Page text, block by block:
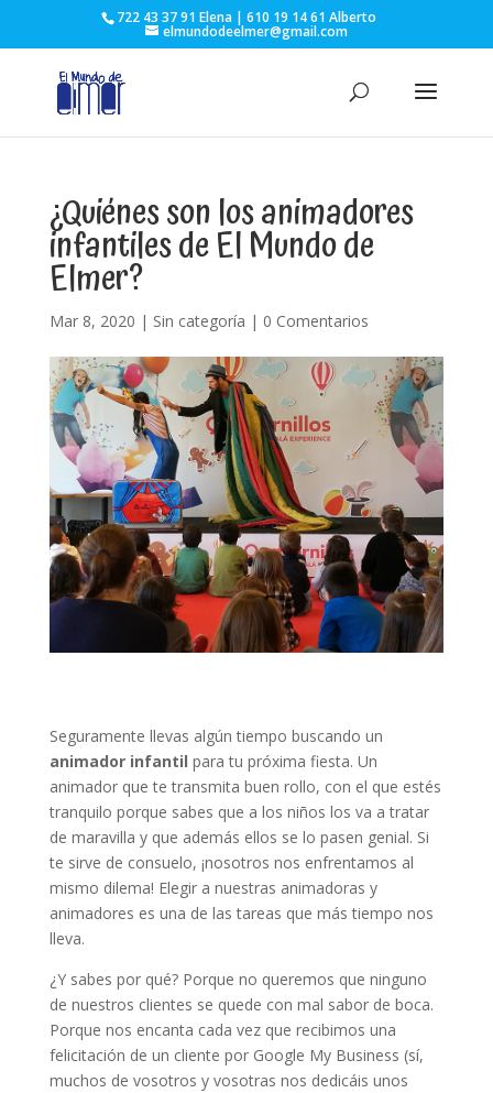
722 43 37 91 Elena | 610 19 14 61 Alberto
elmundodeelmer@gmail.com
¿Quiénes son los animadores
infantiles de El Mundo de
Elmer?
Mar 8, 2020 | Sin categoría | 0 Comentarios
Seguramente llevas algún tiempo buscando un
animador infantil para tu próxima fiesta. Un
animador que te transmita buen rollo, con el que estés
tranquilo porque sabes que a los niños los va a tratar
de maravilla y que además ellos se lo pasen genial. Si
te sirve de consuelo, ¡nosotros nos enfrentamos al
mismo dilema! Elegir a nuestras animadoras y
animadores es una de las tareas que más tiempo nos
lleva.
¿Y sabes por qué? Porque no queremos que ninguno
de nuestros clientes se quede con mal sabor de boca.
Porque nos encanta cada vez que recibimos una
felicitación de un cliente por Google My Business (sí,
muchos de vosotros y vosotras nos dedicáis unos